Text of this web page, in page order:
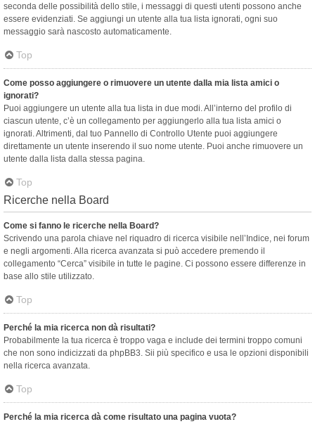
seconda delle possibilità dello stile, i messaggi di questi utenti possono anche
essere evidenziati. Se aggiungi un utente alla tua lista ignorati, ogni suo
messaggio sarà nascosto automaticamente.
Top
Come posso aggiungere o rimuovere un utente dalla mia lista amici o
ignorati?
Puoi aggiungere un utente alla tua lista in due modi. All’interno del profilo di
ciascun utente, c’è un collegamento per aggiungerlo alla tua lista amici o
ignorati. Altrimenti, dal tuo Pannello di Controllo Utente puoi aggiungere
direttamente un utente inserendo il suo nome utente. Puoi anche rimuovere un
utente dalla lista dalla stessa pagina.
Top
Ricerche nella Board
Come si fanno le ricerche nella Board?
Scrivendo una parola chiave nel riquadro di ricerca visibile nell’Indice, nei forum
e negli argomenti. Alla ricerca avanzata si può accedere premendo il
collegamento “Cerca” visibile in tutte le pagine. Ci possono essere differenze in
base allo stile utilizzato.
Top
Perché la mia ricerca non dà risultati?
Probabilmente la tua ricerca è troppo vaga e include dei termini troppo comuni
che non sono indicizzati da phpBB3. Sii più specifico e usa le opzioni disponibili
nella ricerca avanzata.
Top
Perché la mia ricerca dà come risultato una pagina vuota?